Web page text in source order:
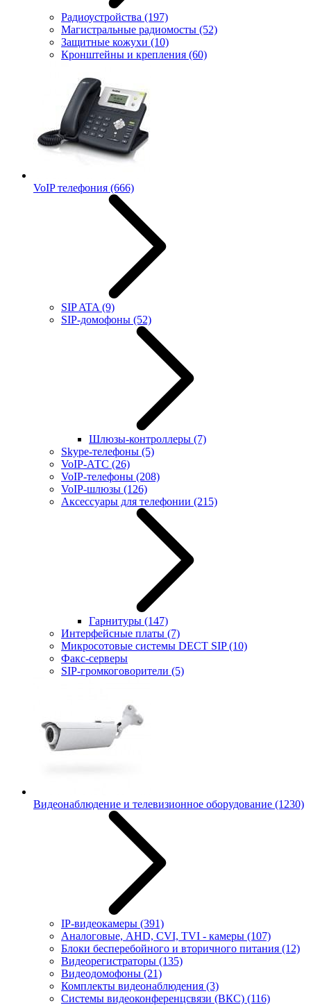
Радиоустройства (197)
Магистральные радиомосты (52)
Защитные кожухи (10)
Кронштейны и крепления (60)
VoIP телефония (666)
SIP ATA (9)
SIP-домофоны (52)
Шлюзы-контроллеры (7)
Skype-телефоны (5)
VoIP-АТС (26)
VoIP-телефоны (208)
VoIP-шлюзы (126)
Аксессуары для телефонии (215)
Гарнитуры (147)
Интерфейсные платы (7)
Микросотовые системы DECT SIP(10)
Факс-серверы
SIP-громкоговорители (5)
Видеонаблюдение и телевизионное оборудование (1230)
IP-видеокамеры (391)
Аналоговые, AHD, CVI, TVI - камеры (107)
Блоки бесперебойного и вторичного питания (12)
Видеорегистраторы (135)
Видеодомофоны (21)
Комплекты видеонаблюдения (3)
Системы видеоконференцсвязи (ВКС) (116)